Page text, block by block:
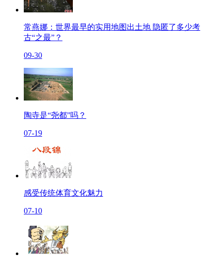
常燕娜：世界最早的实用地图出土地 隐匿了多少考
古“之最”？
09-30
陶寺是“尧都”吗？
07-19
感受传统体育文化魅力
07-10